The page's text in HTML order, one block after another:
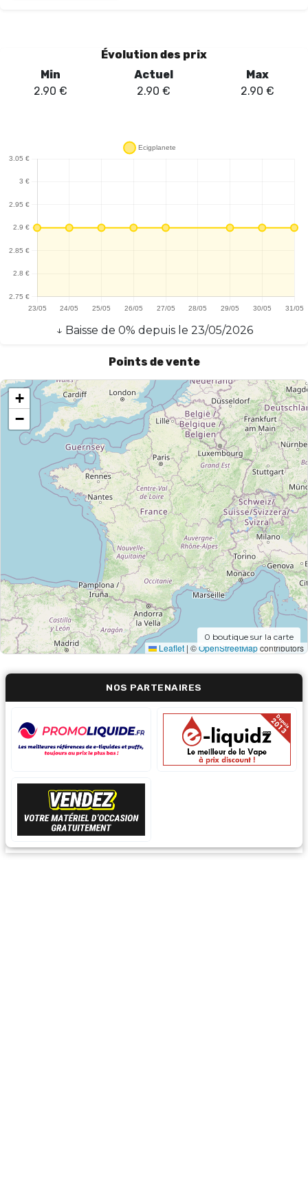
une excellente durabilité, mais également une résistance à la
dégradation des matériaux. La restitution des saveurs est un
point fort de ce modèle, permettant de savourer pleinement
de vape, que ce soit pour des tirages serrés ou des nuages
denses. En optant pour l'édition Blaster, les utilisateurs
bénéficient d'une expérience de vapotage rehaussée, alliant
qualité et innovation dans leur matériel de vape.
Évolution des prix
Min
2.90 €
Actuel
2.90 €
Max
2.90 €
↓ Baisse de 0% depuis le 23/05/2026
Points de vente
+
−
Leaflet | ©OpenStreetMapcontributors
0 boutique sur la carte
NOS PARTENAIRES